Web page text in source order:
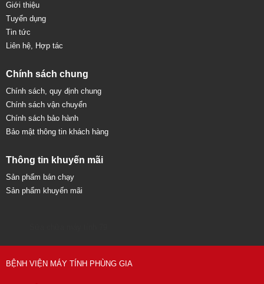
Giới thiệu
Tuyển dụng
Tin tức
Liên hệ, Hợp tác
Chính sách chung
Chính sách, quy định chung
Chính sách vận chuyển
Chính sách bảo hành
Bảo mật thông tin khách hàng
Thông tin khuyến mãi
Sản phẩm bán chạy
Sản phẩm khuyến mãi
BỆNH VIỆN MÁY TÍNH PHÙNG GIA